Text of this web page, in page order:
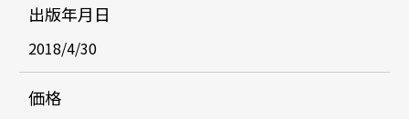
出版年月日
2018/4/30
価格